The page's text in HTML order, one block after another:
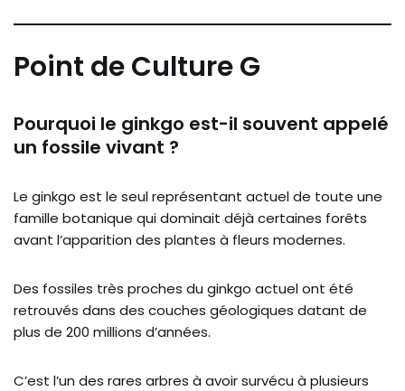
Point de Culture G
Pourquoi le ginkgo est-il souvent appelé
un fossile vivant ?
Le ginkgo est le seul représentant actuel de toute une
famille botanique qui dominait déjà certaines forêts
avant l’apparition des plantes à fleurs modernes.
Des fossiles très proches du ginkgo actuel ont été
retrouvés dans des couches géologiques datant de
plus de 200 millions d’années.
C’est l’un des rares arbres à avoir survécu à plusieurs